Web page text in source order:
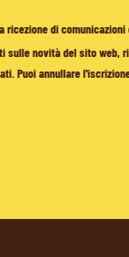
di
novità del sito
Puoi annullare